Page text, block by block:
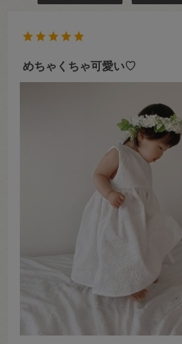
めちゃくちゃ可愛い♡